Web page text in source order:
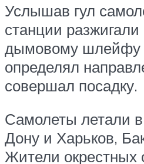
Услышав гул
станции разжигали
дымовому шлейфу
определял
совершал посадку.
Самолеты летали
Дону и Харьков,
Жители окрестных